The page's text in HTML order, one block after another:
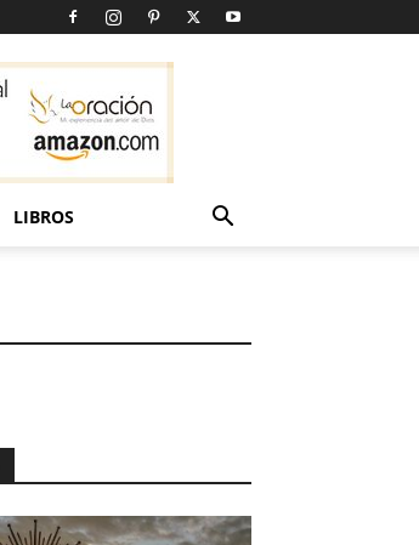
LIBROS